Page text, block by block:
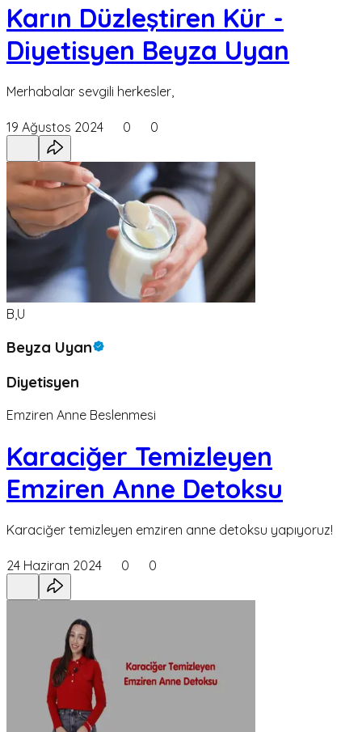
Karın Düzleştiren Kür -
Diyetisyen Beyza Uyan
Merhabalar sevgili herkesler,
19 Ağustos 2024 0 0
B,U
Beyza Uyan
Diyetisyen
Emziren Anne Beslenmesi
Karaciğer Temizleyen
Emziren Anne Detoksu
Karaciğer temizleyen emziren anne detoksu yapıyoruz!
24 Haziran 2024 0 0